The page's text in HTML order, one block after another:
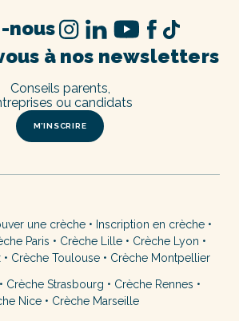
à nos newsletters
M’INSCRIRE
Conseils parents,
ou candidats
nous
une crèche• Inscription en crèche•
Paris • Crèche Lille • Crèche Lyon •
• Crèche Toulouse• Crèche Montpellier
• Crèche Strasbourg • Crèche Rennes •
Nice • Crèche Marseille